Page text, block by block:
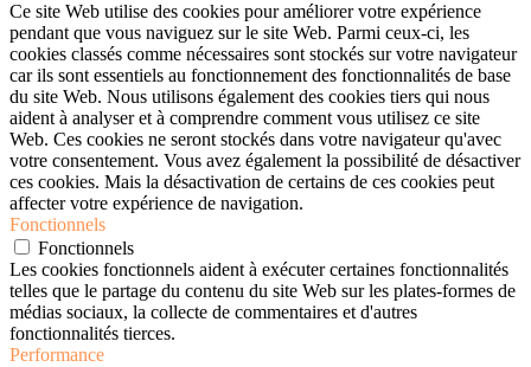
Ce site Web utilise des cookies pour améliorer votre expérience
pendant que vous naviguez sur le site Web. Parmi ceux-ci, les
cookies classés comme nécessaires sont stockés sur votre navigateur
car ils sont essentiels au fonctionnement des fonctionnalités de base
du site Web. Nous utilisons également des cookies tiers qui nous
aident à analyser et à comprendre comment vous utilisez ce site
Web. Ces cookies ne seront stockés dans votre navigateur qu'avec
votre consentement. Vous avez également la possibilité de désactiver
ces cookies. Mais la désactivation de certains de ces cookies peut
affecter votre expérience de navigation.
Fonctionnels
Fonctionnels
Les cookies fonctionnels aident à exécuter certaines fonctionnalités
telles que le partage du contenu du site Web sur les plates-formes de
médias sociaux, la collecte de commentaires et d'autres
fonctionnalités tierces.
Performance